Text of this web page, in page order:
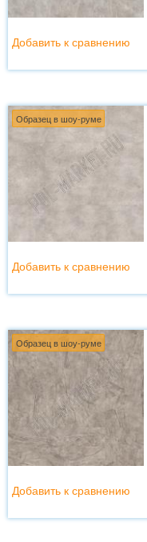
Добавить к сравнению
Образец в шоу-руме
Добавить к сравнению
Образец в шоу-руме
Добавить к сравнению